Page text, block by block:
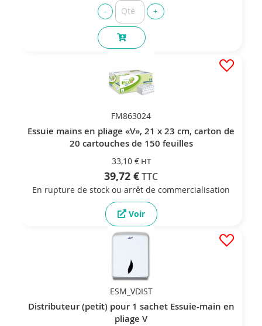
FM863024
Essuie mains en pliage «V», 21 x 23 cm, carton de
20 cartouches de 150 feuilles
33,10 €
39,72 €
En rupture de stock ou arrêt de commercialisation
Voir
ESM_VDIST
Distributeur (petit) pour 1 sachet Essuie-main en
pliage V